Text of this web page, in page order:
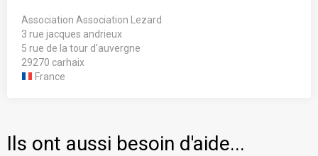
Association Association Lezard
3 rue jacques andrieux
5 rue de la tour d'auvergne
29270 carhaix
France
Ils ont aussi besoin d'aide...